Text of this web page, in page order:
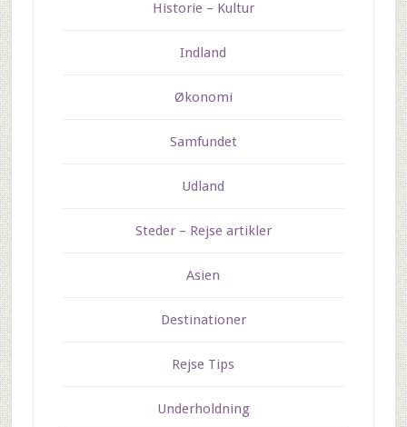
Historie – Kultur
Indland
Økonomi
Samfundet
Udland
Steder – Rejse artikler
Asien
Destinationer
Rejse Tips
Underholdning